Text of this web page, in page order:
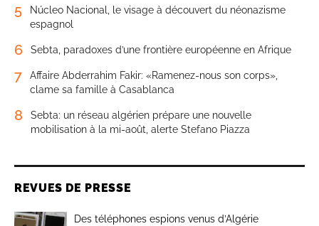
5
Núcleo Nacional, le visage à découvert du néonazisme
espagnol
6 Sebta, paradoxes d’une frontière européenne en Afrique
7
Affaire Abderrahim Fakir: «Ramenez-nous son corps»,
clame sa famille à Casablanca
8
Sebta: un réseau algérien prépare une nouvelle
mobilisation à la mi-août, alerte Stefano Piazza
REVUES DE PRESSE
Des téléphones espions venus d’Algérie